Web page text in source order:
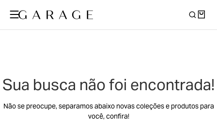
Sua busca não foi encontrada!
Não se preocupe, separamos abaixo novas coleções e produtos para
você, confira!